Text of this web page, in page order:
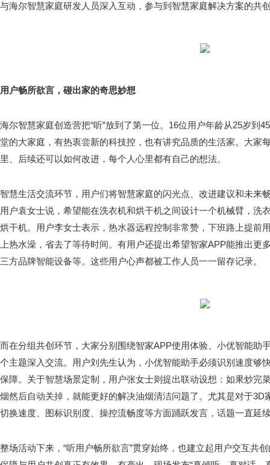
与海尔智慧家庭研发人员深入互动，参与到智慧家庭解决方案的共
用户畅所欲言，碰出家的奇思妙想
海尔智慧家庭创造营把“听”放到了第一位。16位用户年龄从25岁到
堂的大家庭，有热衷尝新的科技控，也有讲究品质的生活家。大家
里、后续还可以如何改进，每个人心里都有自己的想法。
智慧生活交流环节，用户们将智慧家庭的闪光点、改进建议和未来
用户袁女士说，希望能在洗衣机和烘干机之间设计一个机械臂，洗
烘干机。用户李女士表示，热水器远程控制非常赞，下班路上提前
上热水澡，省去了等待时间。有用户还提出希望智家APP能推出更
三方品牌智能设备等。这些用户心声都被工作人员一一留存记录。
而在分组共创环节，大家分别围绕智家APP使用体验、小优智能助
个主题深入交流。用户刘先生认为，小优智能助手必须识别速度够
保障。关于智慧场景定制，用户张女士则提出联动设想：如果炒完
烟然后自动关掉，就能更好的解决油烟清洁问题了。尤其是对于3D
切换速度、图标识别度、操控流畅度等方面踊跃发言，话题一直延
整场活动下来，“听用户畅所欲言”贯穿始终，也建立起用户交互共